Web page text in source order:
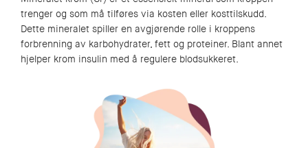
trenger og som må tilføres via kosten eller kosttilskudd.
Dette mineralet spiller en avgjørende rolle i kroppens
forbrenning av karbohydrater, fett og proteiner. Blant annet
hjelper krom insulin med å regulere blodsukkeret.